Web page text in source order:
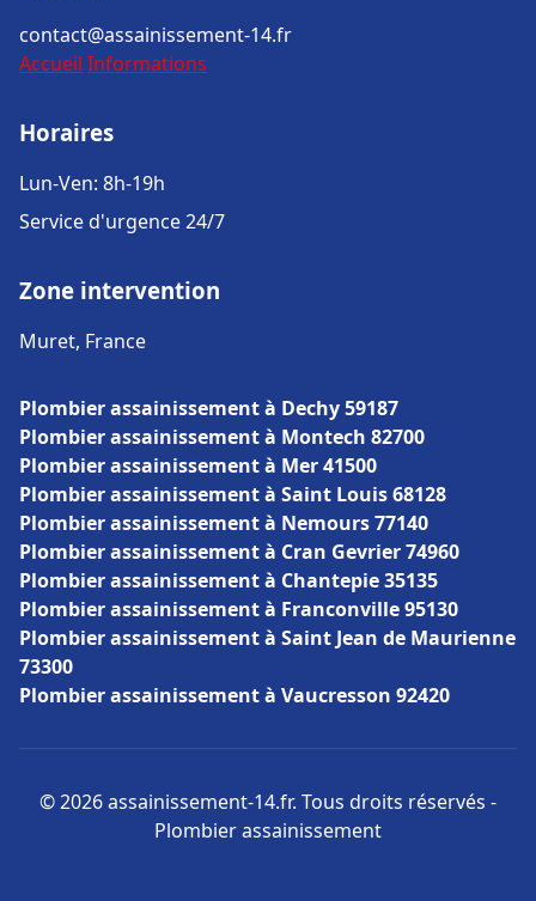
contact@assainissement-14.fr
Accueil Informations
Horaires
Lun-Ven: 8h-19h
Service d'urgence 24/7
Zone intervention
Muret, France
Plombier assainissement à Dechy 59187
Plombier assainissement à Montech 82700
Plombier assainissement à Mer 41500
Plombier assainissement à Saint Louis 68128
Plombier assainissement à Nemours 77140
Plombier assainissement à Cran Gevrier 74960
Plombier assainissement à Chantepie 35135
Plombier assainissement à Franconville 95130
Plombier assainissement à Saint Jean de Maurienne
73300
Plombier assainissement à Vaucresson 92420
© 2026 assainissement-14.fr. Tous droits réservés -
Plombier assainissement